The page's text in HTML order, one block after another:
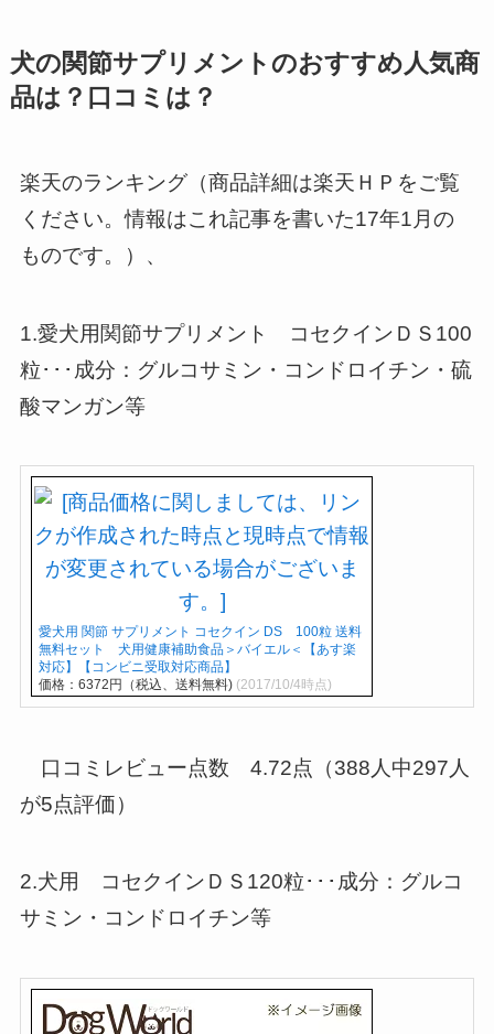
犬の関節サプリメントのおすすめ人気商
品は？口コミは？
楽天のランキング（商品詳細は楽天ＨＰをご覧
ください。情報はこれ記事を書いた17年1月の
ものです。）、
1.愛犬用関節サプリメント コセクインＤＳ100
粒･･･成分：グルコサミン・コンドロイチン・硫
酸マンガン等
愛犬用 関節 サプリメント コセクイン DS 100粒 送料
無料セット 犬用健康補助食品＞バイエル＜【あす楽
対応】【コンビニ受取対応商品】
価格：6372円（税込、送料無料) (2017/10/4時点)
口コミレビュー点数 4.72点（388人中297人
が5点評価）
2.犬用 コセクインＤＳ120粒･･･成分：グルコ
サミン・コンドロイチン等